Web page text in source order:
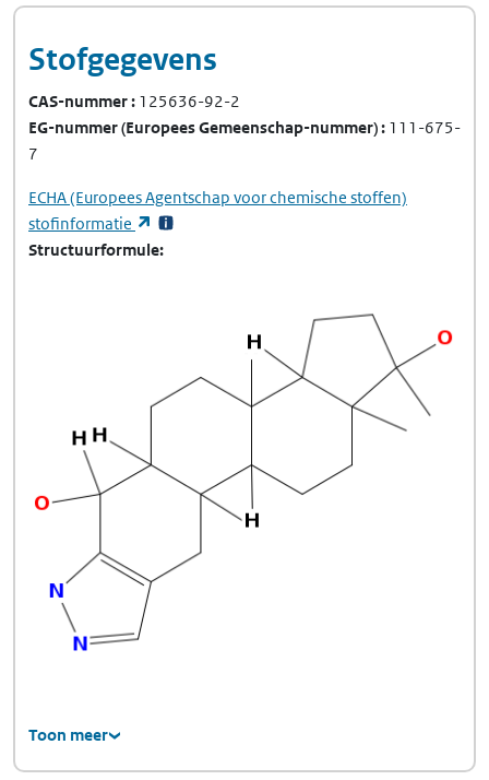
Stofgegevens
CAS-nummer 125636-92-2
EG-nummer(Europees Gemeenschap-nummer) 111-675-
7
ECHA(Europees Agentschap voor chemische stoffen)
stofinformatie
(opent in een nieuw tabblad)
Structuurformule
Toon meer